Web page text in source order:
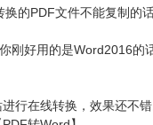
的PDF文件不能复制的
好用的是Word2016的
行在线转换，效果还不